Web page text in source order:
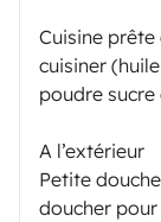
Cuisine
cuisiner
poudre
A l’extérieur
Petite
doucher